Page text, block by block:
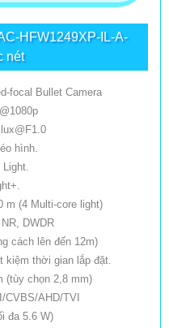
HFW1249XP-IL-A-
nét
focal Bullet Camera
hình.
Light.
m (4 Multi-core light)
DWDR
cách lên đến 12m)
kiệm thời gian lắp đặt.
(tùy chọn 2,8 mm)
CVBS/AHD/TVI
đa 5.6 W)